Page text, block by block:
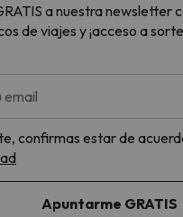
a nuestra newsletter
de viajes y ¡acceso a
email
confirmas estar de